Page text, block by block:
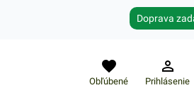
Doprava
Obľúbené Prihlásenie
Zabudnuté